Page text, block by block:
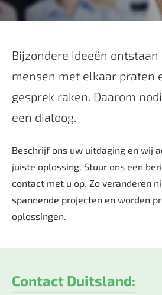
Bijzondere ideeën ontstaan
mensen met elkaar praten
gesprek raken. Daarom
een dialoog.
Beschrijf ons uw uitdaging en wij
juiste oplossing. Stuur ons een
contact met u op. Zo veranderen
spannende projecten en worden
oplossingen.
Contact Duitsland: